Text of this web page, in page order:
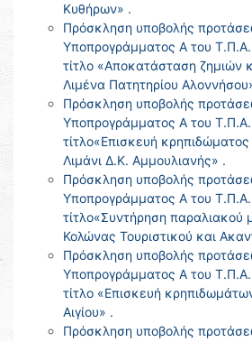
Κυθήρων» .
Πρόσκληση υποβολής
Υποπρογράμματος Α του
τίτλο «Αποκατάσταση ζημιών
Λιμένα Πατητηρίου
Πρόσκληση υποβολής
Υποπρογράμματος Α του
τίτλο«Επισκευή κρηπιδώματος
Λιμάνι Δ.Κ. Αμμουλιανής» .
Πρόσκληση υποβολής
Υποπρογράμματος Α του
τίτλο«Συντήρηση παραλιακού
Κολώνας Τουριστικού και
Πρόσκληση υποβολής
Υποπρογράμματος Α του
τίτλο «Επισκευή
Αιγίου» .
Πρόσκληση υποβολής